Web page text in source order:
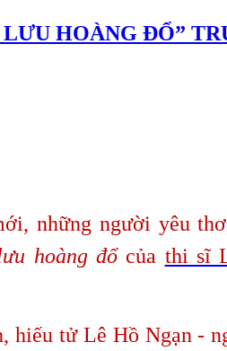
HOÀNG ĐỔ”
những người yêu
hoàng đổcủa thi sĩ
tử Lê Hồ Ngạn -